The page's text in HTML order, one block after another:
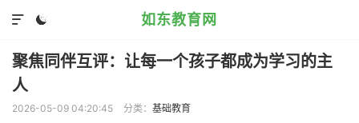
如东教育网


聚焦同伴互评：让每一个孩子都成为学习的主
人
2026-05-09 04:20:45 分类： 基础教育